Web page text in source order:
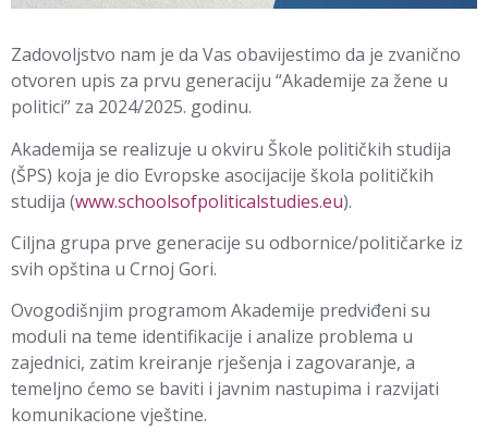
Zadovoljstvo nam je da Vas obavijestimo da je zvanično
otvoren upis za prvu generaciju “Akademije za žene u
politici” za 2024/2025. godinu.
Akademija se realizuje u okviru Škole političkih studija
(ŠPS) koja je dio Evropske asocijacije škola političkih
studija (www.schoolsofpoliticalstudies.eu).
Ciljna grupa prve generacije su odbornice/političarke iz
svih opština u Crnoj Gori.
Ovogodišnjim programom Akademije predviđeni su
moduli na teme identifikacije i analize problema u
zajednici, zatim kreiranje rješenja i zagovaranje, a
temeljno ćemo se baviti i javnim nastupima i razvijati
komunikacione vještine.